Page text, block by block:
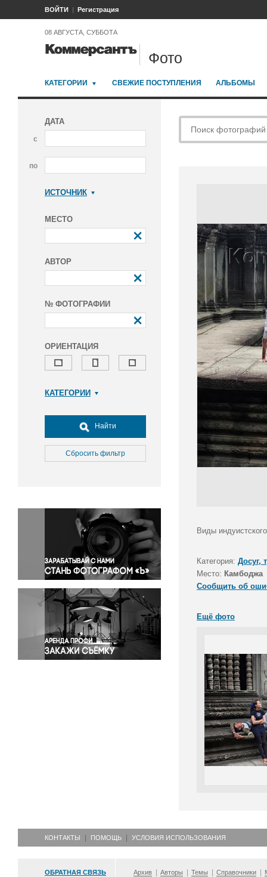
ВОЙТИ Регистрация
08 АВГУСТА, СУББОТА
Фото
КАТЕГОРИИ СВЕЖИЕ ПОСТУПЛЕНИЯ АЛЬБОМЫ
ДАТА
с
по
ИСТОЧНИК
МЕСТО
АВТОР
№ ФОТОГРАФИИ
ОРИЕНТАЦИЯ
КАТЕГОРИИ
Досуг, туризм и отдых
Культура
Медицина
Окружающая среда
Политика
Правосудие
Происшествия и конфликты
Религия
Светская жизнь
Спорт
Экология
Экономика и бизнес
Найти
Сбросить фильтр
Виды
Категория: Досуг,
Место: Камбоджа
Сообщить об
Ещё фото
КОНТАКТЫ ПОМОЩЬ УСЛОВИЯ ИСПОЛЬЗОВАНИЯ
ОБРАТНАЯ СВЯЗЬ Архив Авторы Темы Справочники